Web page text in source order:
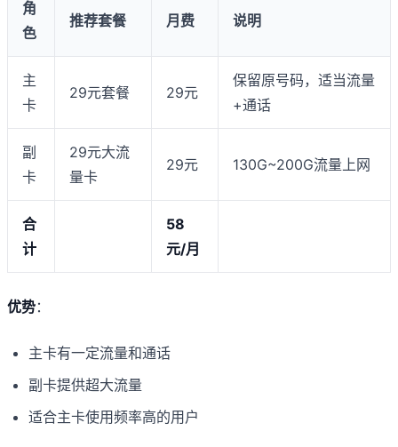
角
色
推荐套餐 月费 说明
主
卡
29元套餐 29元
保留原号码，适当流量
+通话
副
卡
29元大流
量卡
29元 130G~200G流量上网
合
计
58
元/月
优势：
主卡有一定流量和通话
副卡提供超大流量
适合主卡使用频率高的用户